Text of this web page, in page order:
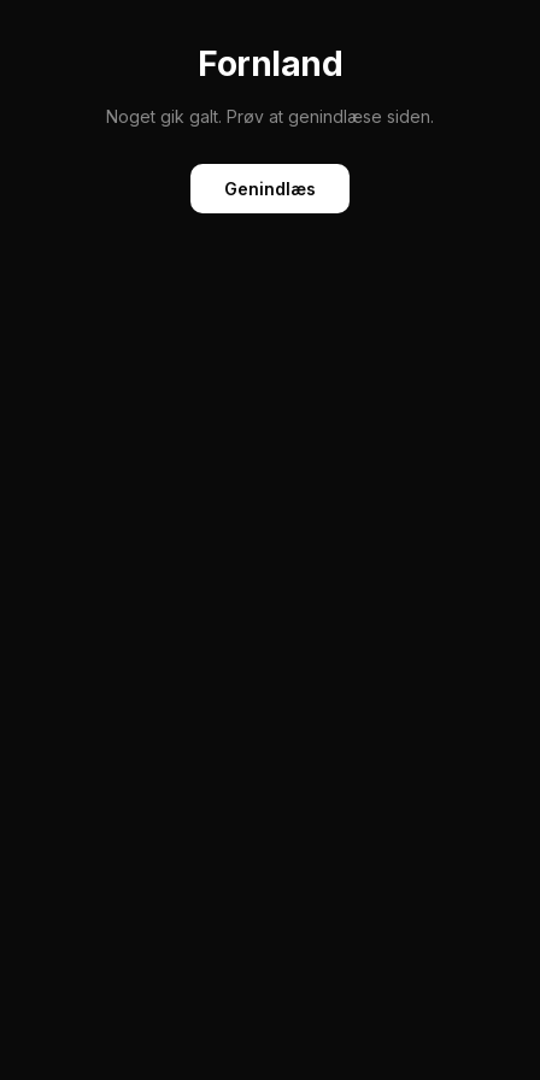
Fornland
Noget gik galt. Prøv at genindlæse siden.
Genindlæs